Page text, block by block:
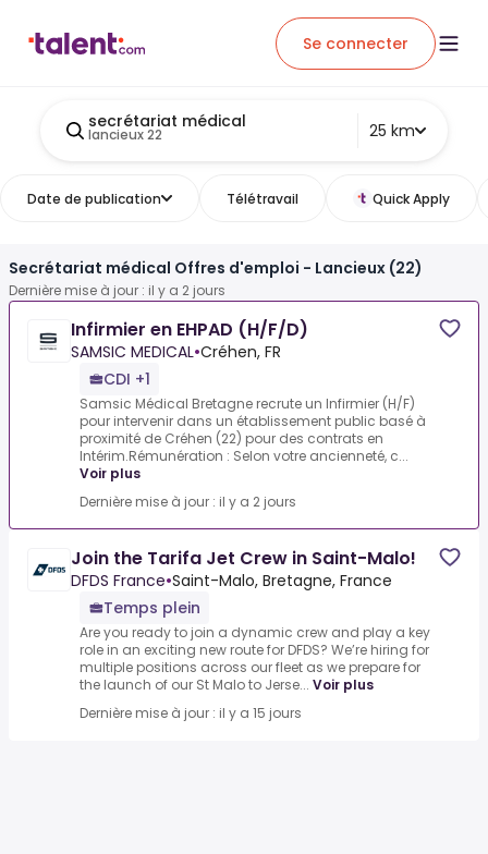
Se connecter
secrétariat médical
lancieux 22 25 km
Date de publication Télétravail Quick Apply
Secrétariat médical Offres d'emploi - Lancieux (22)
Dernière mise à jour : il y a 2 jours
Infirmier en EHPAD (H/F/D)
SAMSIC MEDICAL•Créhen, FR
CDI +1
Samsic Médical Bretagne recrute un Infirmier (H/F)
pour intervenir dans un établissement public basé à
proximité de Créhen (22) pour des contrats en
Intérim.Rémunération : Selon votre ancienneté, c...
Voir plus
Dernière mise à jour : il y a 2 jours
Join the Tarifa Jet Crew in Saint-Malo!
DFDS France•Saint-Malo, Bretagne, France
Temps plein
Are you ready to join a dynamic crew and play a key
role in an exciting new route for DFDS? We’re hiring for
multiple positions across our fleet as we prepare for
the launch of our St Malo to Jerse... Voir plus
Dernière mise à jour : il y a 15 jours